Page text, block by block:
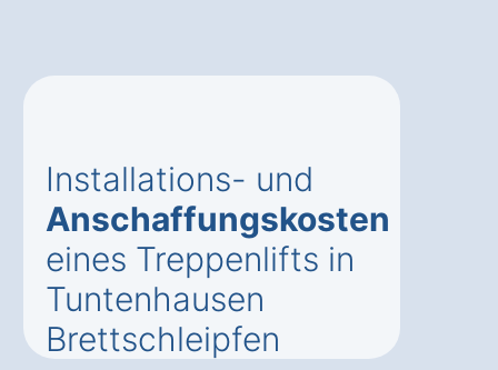
Installations- und
Anschaffungskosten
eines Treppenlifts in
Tuntenhausen
Brettschleipfen